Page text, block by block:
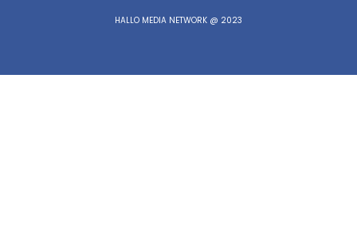
HALLO MEDIA NETWORK @ 2023